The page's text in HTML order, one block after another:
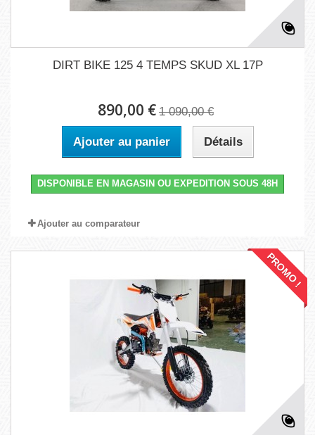
DIRT BIKE 125 4 TEMPS SKUD XL 17P
890,00 € 1 090,00 €
Ajouter au panier Détails
DISPONIBLE EN MAGASIN OU EXPEDITION SOUS 48H
Ajouter au comparateur
PROMO !